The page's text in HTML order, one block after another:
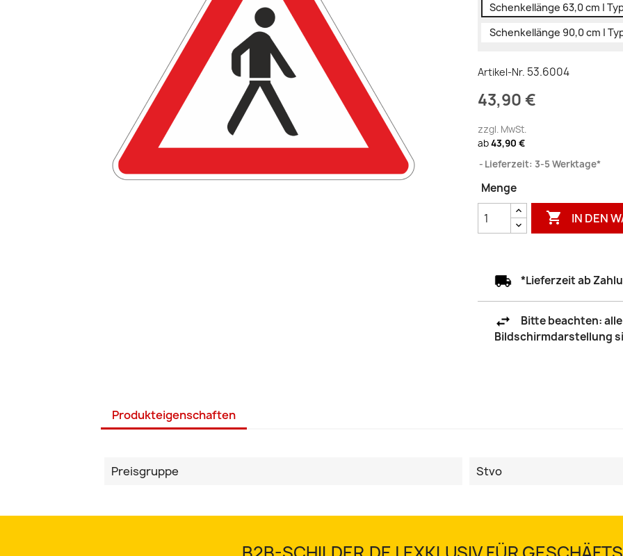
Schenkellänge 63,0 cm |
Schenkellänge 90,0 cm |
Artikel-Nr. 53.6004
43,90 €
zzgl. MwSt.
ab43,90 €
Lieferzeit: 3-5 Werktage*
Menge
 IN DEN
*Lieferzeit ab
Bitte beachten:
Bildschirmdarstellung
Produkteigenschaften
Preisgruppe Stvo